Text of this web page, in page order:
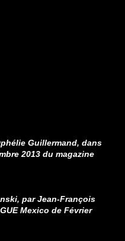
Guillermand, dans
2013 du magazine
par Jean-François
Mexico de Février